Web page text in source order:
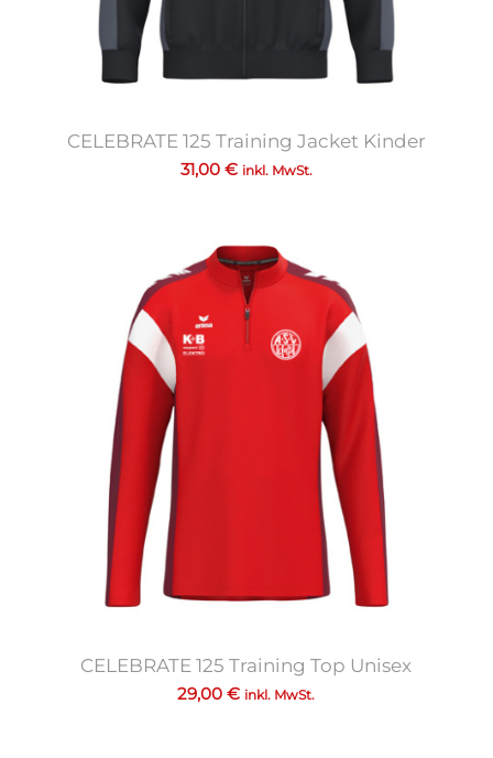
CELEBRATE 125 Training Jacket Kinder
31,00 € inkl. MwSt.
CELEBRATE 125 Training Top Unisex
29,00€ inkl. MwSt.